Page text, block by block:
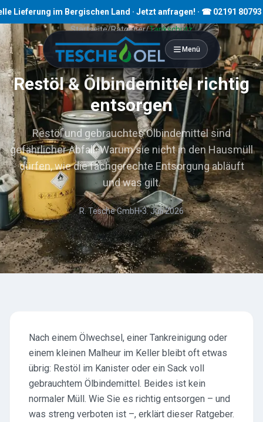
im Bergischen Land · Jetzt anfragen! · ☎ 02191 80793
Menü
Startseite/Ratgeber/Tankschutz
Min. Lesezeit
Restöl & Ölbindemittel richtig
entsorgen
Restöl und gebrauchtes Ölbindemittel sind
gefährlicher Abfall. Warum sie nicht in den Hausmüll
dürfen, wie die fachgerechte Entsorgung abläuft
und was gilt.
R. Tesche GmbH 3. Juli 2026
Nach einem Ölwechsel, einer Tankreinigung oder
einem kleinen Malheur im Keller bleibt oft etwas
übrig: Restöl im Kanister oder ein Sack voll
gebrauchtem Ölbindemittel. Beides ist kein
normaler Müll. Wie Sie es richtig entsorgen – und
was streng verboten ist –, erklärt dieser Ratgeber.